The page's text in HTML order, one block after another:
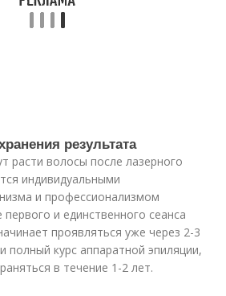
результата
расти волосы после лазерного
индивидуальными
и профессионализмом
и единственного сеанса
проявляться уже через 2-3
полный курс аппаратной эпиляции,
в течение 1-2 лет.